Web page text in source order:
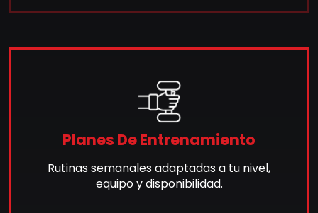
Planes De Entrenamiento
Rutinas semanales adaptadas a tu nivel,
equipo y disponibilidad.